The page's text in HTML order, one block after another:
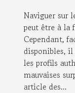
Naviguer sur
peut être à la
Cependant,
disponibles,
les profils
mauvaises
article des...